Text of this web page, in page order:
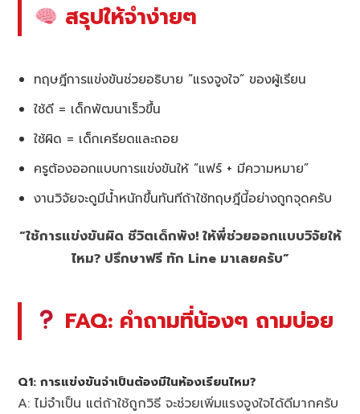
สรุปให้จำง่ายๆ
ทฤษฎีการแข่งขันช่วยอธิบาย “แรงจูงใจ” ของผู้เรียน
ใช้ดี = เด็กพัฒนาเร็วขึ้น
ใช้ผิด = เด็กเครียดและถอย
ครูต้องออกแบบการแข่งขันให้ “แฟร์ + มีความหมาย”
งานวิจัยจะดูมีน้ำหนักขึ้นทันทีถ้าใช้ทฤษฎีนี้อย่างถูกจุดครับ
“ใช้การแข่งขันผิด ชีวิตเด็กพัง! ให้พี่ช่วยออกแบบวิจัยให้
ไหม? ปรึกษาฟรี ทัก Line มาเลยครับ”
FAQ: คำถามที่น้องๆ ถามบ่อย
Q1: การแข่งขันจำเป็นต้องมีในห้องเรียนไหม?
A: ไม่จำเป็น แต่ถ้าใช้ถูกวิธี จะช่วยเพิ่มแรงจูงใจได้ดีมากครับ